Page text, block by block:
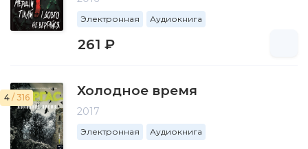
Электронная Аудиокнига
261 ₽
4 / 316 Холодное время
2017
Электронная Аудиокнига